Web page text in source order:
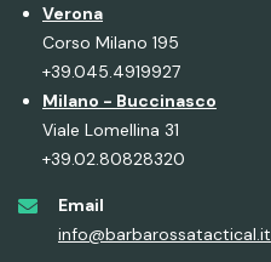
Verona
Corso Milano 195
+39.045.4919927
Milano - Buccinasco
Viale Lomellina 31
+39.02.80828320
Email
info@barbarossatactical.it